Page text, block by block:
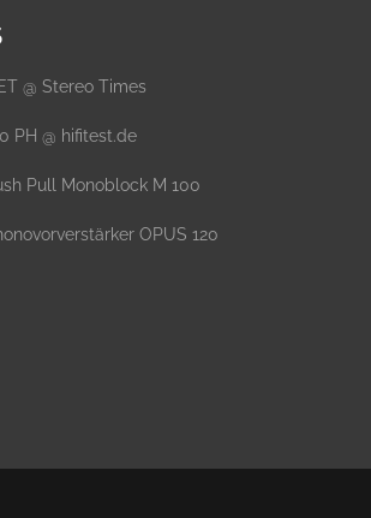
@ Stereo Times
PH @ hifitest.de
Pull Monoblock M 100
OPUS 120